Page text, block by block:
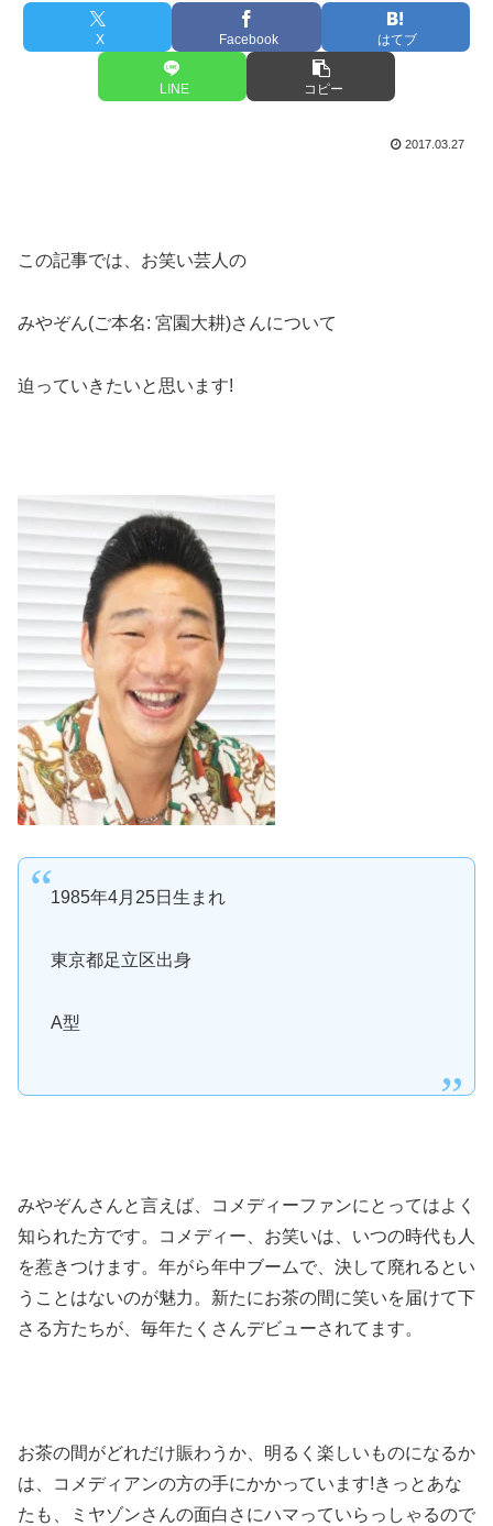
X Facebook はてブ
LINE コピー
2017.03.27
この記事では、お笑い芸人の
みやぞん(ご本名: 宮園大耕)さんについて
迫っていきたいと思います!
1985年4月 25日生まれ
東京都足立区出身
A型
みやぞんさんと言えば、コメディーファンにとってはよく
知られた方です。コメディー、お笑いは、いつの時代も人
を惹きつけます。 年がら年中ブームで、決して廃れるとい
うことはないのが魅力。新たにお茶の間に笑いを届けて下
さる方たちが、毎年たくさんデビューされてます。
お茶の間がどれだけ賑わうか、明るく楽しいものになるか
は、コメディアンの方の手にかかっています!きっとあな
たも、ミヤゾンさんの面白さにハマっていらっしゃるので